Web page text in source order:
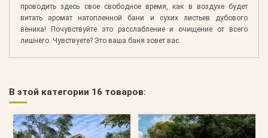
проводить здесь свое свободное время, как в воздухе будет
витать аромат натопленной бани и сухих листьев дубового
веника! Почувствуйте это расслабление и очищение от всего
лишнего. Чувствуете? Это ваша баня зовет вас.
В этой категории 16 товаров: